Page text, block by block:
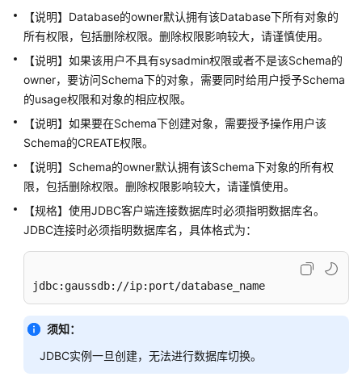
产
品
介
绍
计
费
说
明
速
入
门
用
户
指
【说明】Database的owner默认拥有该Database下所有对象的
所有权限，包括删除权限。删除权限影响较大，请谨慎使用。
【说明】如果该用户不具有sysadmin权限或者不是该Schema的
owner，要访问Schema下的对象，需要同时给用户授予Schema
的usage权限和对象的相应权限。
【说明】如果要在Schema下创建对象，需要授予操作用户该
Schema的CREATE权限。
【说明】Schema的owner默认拥有该Schema下对象的所有权
限，包括删除权限。删除权限影响较大，请谨慎使用。
【规格】使用JDBC客户端连接数据库时必须指明数据库名。
JDBC连接时必须指明数据库名，具体格式为：
jdbc:gaussdb://ip:port/database_name
须知：
JDBC实例一旦创建，无法进行数据库切换。